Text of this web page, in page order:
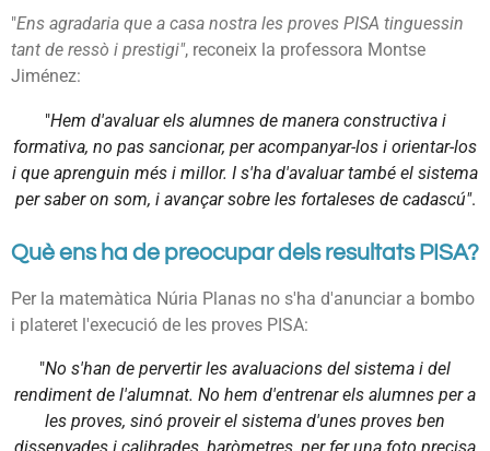
"Ens agradaria que a casa nostra les proves PISA tinguessin
tant de ressò i prestigi", reconeix la professora Montse
Jiménez:
"Hem d'avaluar els alumnes de manera constructiva i
formativa, no pas sancionar, per acompanyar-los i orientar-los
i que aprenguin més i millor. I s'ha d'avaluar també el sistema
per saber on som, i avançar sobre les fortaleses de cadascú".
Què ens ha de preocupar dels resultats PISA?
Per la matemàtica Núria Planas no s'ha d'anunciar a bombo
i plateret l'execució de les proves PISA:
"No s'han de pervertir les avaluacions del sistema i del
rendiment de l'alumnat. No hem d'entrenar els alumnes per a
les proves, sinó proveir el sistema d'unes proves ben